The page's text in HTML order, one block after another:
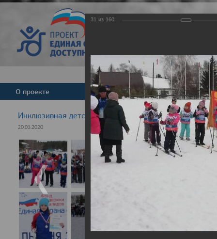
Версия для
О проекте Команда Новости
Инклюзивная детская гонка "Лыжня здоровья" 2020
20.03.2020
31 из 160